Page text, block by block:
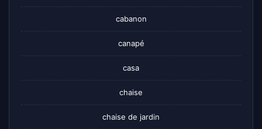
cabanon
canapé
casa
chaise
chaise de jardin